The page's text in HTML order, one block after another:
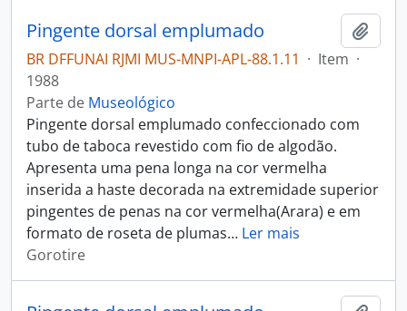
Pingente dorsal emplumado
BR DFFUNAI RJMI MUS-MNPI-APL-88.1.11 · Item ·
1988
Parte de Museológico
Pingente dorsal emplumado confeccionado com
tubo de taboca revestido com fio de algodão.
Apresenta uma pena longa na cor vermelha
inserida a haste decorada na extremidade superior
pingentes de penas na cor vermelha(Arara) e em
formato de roseta de plumas… Ler mais
Gorotire